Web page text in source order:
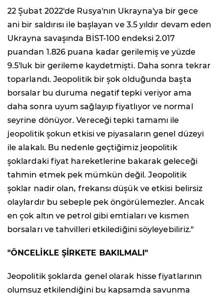
22 Şubat 2022'de Rusya'nın Ukrayna'ya bir gece
ani bir saldırısı ile başlayan ve 3.5 yıldır devam eden
Ukrayna savaşında BİST-100 endeksi 2.017
puandan 1.826 puana kadar gerilemiş ve yüzde
9.5'luk bir gerileme kaydetmişti. Daha sonra tekrar
toparlandı. Jeopolitik bir şok olduğunda başta
borsalar bu duruma negatif tepki veriyor ama
daha sonra uyum sağlayıp fiyatlıyor ve normal
seyrine dönüyor. Vereceği tepki tamamı ile
jeopolitik şokun etkisi ve piyasaların genel düzeyi
ile alakalı. Bu nedenle geçtiğimiz jeopolitik
şoklardaki fiyat hareketlerine bakarak geleceği
tahmin etmek pek mümkün değil. Jeopolitik
şoklar nadir olan, frekansı düşük ve etkisi belirsiz
olaylardır bu sebeple pek öngörülemezler. Ancak
en çok altın ve petrol gibi emtiaları ve kısmen
borsaları ve tahvilleri etkilediğini söyleyebiliriz."
"ÖNCELİKLE ŞİRKETE BAKILMALI"
Jeopolitik şoklarda genel olarak hisse fiyatlarının
olumsuz etkilendiğini bu kapsamda savunma